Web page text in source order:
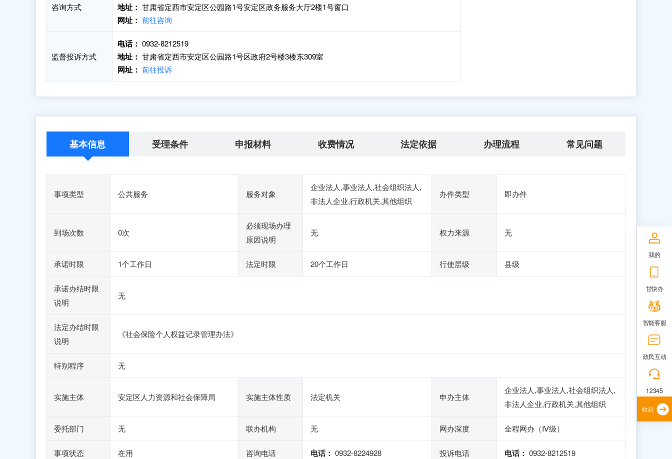
咨询方式 地址： 甘肃省定西市安定区公园路1号安定区政务服务大厅2楼1号窗口
网址： 前往咨询
监督投诉方式
电话： 0932-8212519
地址： 甘肃省定西市安定区公园路1号区政府2号楼3楼东309室
网址： 前往投诉
基本信息 受理条件 申报材料 收费情况 法定依据 办理流程 常见问题
事项类型 公共服务 服务对象
企业法人,事业法人,社会组织法人,
非法人企业,行政机关,其他组织
办件类型 即办件
到场次数 0次
必须现场办理
原因说明
无 权力来源 无
承诺时限 1个工作日 法定时限 20个工作日 行使层级 县级
承诺办结时限
说明
无
法定办结时限
说明
《社会保险个人权益记录管理办法》
特别程序 无
实施主体 安定区人力资源和社会保障局 实施主体性质 法定机关 申办主体
企业法人,事业法人,社会组织法人,
非法人企业,行政机关,其他组织
委托部门 无 联办机构 无 网办深度 全程网办（Ⅳ级）
事项状态 在用 咨询电话 电话： 0932-8224928 投诉电话 电话： 0932-8212519
我的
甘快办
智能客服
政民互动
12345
收起